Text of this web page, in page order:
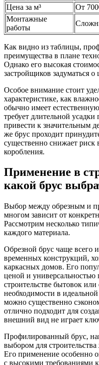
Цена за м³
От
Монтажные
работы
Как видно из таблицы,
преимущества в плане
Однако его высокая
застройщиков задуматься о
Особое внимание стоит
характеристике, как
обычно имеет
требует длительной
привести к значительным
же брус проходит
существенно снижает
коробления.
Применение в
какой брус
Выбор между обрезным и
многом зависит от
Рассмотрим несколько
каждого материала.
Обрезной брус чаще всего
временных конструкций,
каркасных домов. Его
ценой и
строительстве бытовок
необходимости в
можно существенно
отлично подходит для
внешний вид не играет
Профилированный брус,
выбором для
Его применение особенно
с высокими требованиями